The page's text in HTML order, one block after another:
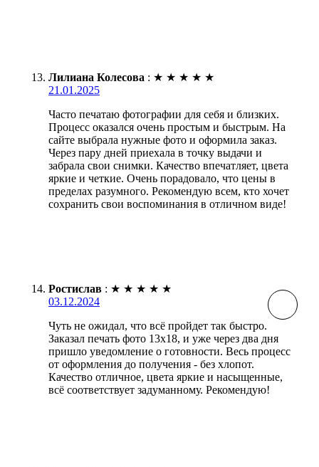
Лилиана Колесова : ★ ★ ★ ★ ★
21.01.2025
Часто печатаю фотографии для себя и близких.
Процесс оказался очень простым и быстрым. На
сайте выбрала нужные фото и оформила заказ.
Через пару дней приехала в точку выдачи и
забрала свои снимки. Качество впечатляет, цвета
яркие и четкие. Очень порадовало, что цены в
пределах разумного. Рекомендую всем, кто хочет
сохранить свои воспоминания в отличном виде!
Ростислав : ★ ★ ★ ★ ★
03.12.2024
Чуть не ожидал, что всё пройдет так быстро.
Заказал печать фото 13х18, и уже через два дня
пришло уведомление о готовности. Весь процесс
от оформления до получения - без хлопот.
Качество отличное, цвета яркие и насыщенные,
всё соответствует задуманному. Рекомендую!